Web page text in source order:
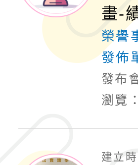
計畫子計畫
小時認證研
115年度「
義教育推展
畫-
榮譽
發佈
發布
瀏覽
建立